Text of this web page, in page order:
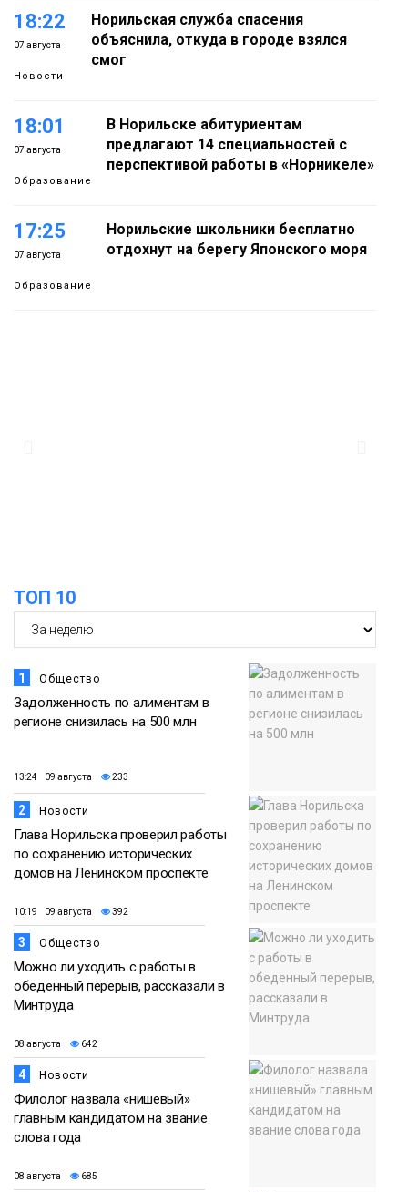
18:22
07 августа
Новости
Норильская служба спасения
объяснила, откуда в городе взялся
смог
18:01
07 августа
Образование
В Норильске абитуриентам
предлагают 14 специальностей с
перспективой работы в «Норникеле»
17:25
07 августа
Образование
Норильские школьники бесплатно
отдохнут на берегу Японского моря
Спорт
ТОП 10
1 Общество
Задолженность по алиментам в
регионе снизилась на 500 млн
13:24 09 августа 233
2 Новости
Глава Норильска проверил работы
по сохранению исторических
домов на Ленинском проспекте
10:19 09 августа 392
3 Общество
Можно ли уходить с работы в
обеденный перерыв, рассказали в
Минтруда
08 августа 642
4 Новости
Филолог назвала «нишевый»
главным кандидатом на звание
слова года
08 августа 685